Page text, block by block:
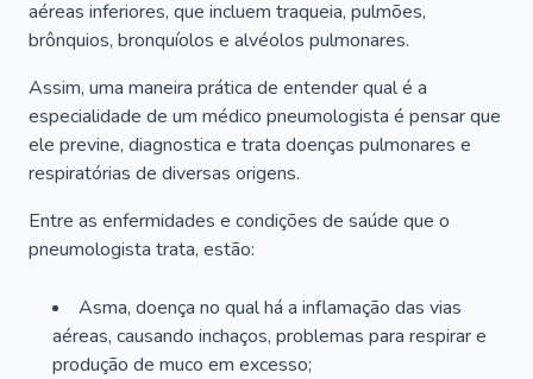
aéreas inferiores, que incluem traqueia, pulmões,
brônquios, bronquíolos e alvéolos pulmonares.
Assim, uma maneira prática de entender qual é a
especialidade de um médico pneumologista é pensar que
ele previne, diagnostica e trata doenças pulmonares e
respiratórias de diversas origens.
Entre as enfermidades e condições de saúde que o
pneumologista trata, estão:
Asma, doença no qual há a inflamação das vias
aéreas, causando inchaços, problemas para respirar e
produção de muco em excesso;